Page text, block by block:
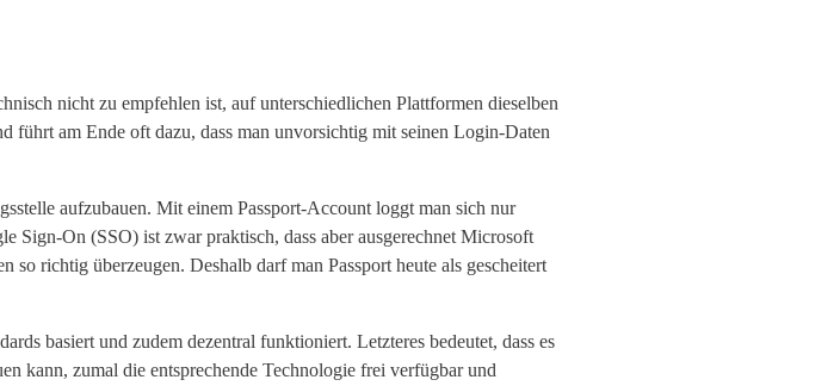
nicht zu empfehlen ist, auf unterschiedlichen Plattformen dieselben
führt am Ende oft dazu, dass man unvorsichtig mit seinen Login-Daten
aufzubauen. Mit einem Passport-Account loggt man sich nur
Sign-On (SSO) ist zwar praktisch, dass aber ausgerechnet Microsoft
richtig überzeugen. Deshalb darf man Passport heute als gescheitert
basiert und zudem dezentral funktioniert. Letzteres bedeutet, dass es
kann, zumal die entsprechende Technologie frei verfügbar und